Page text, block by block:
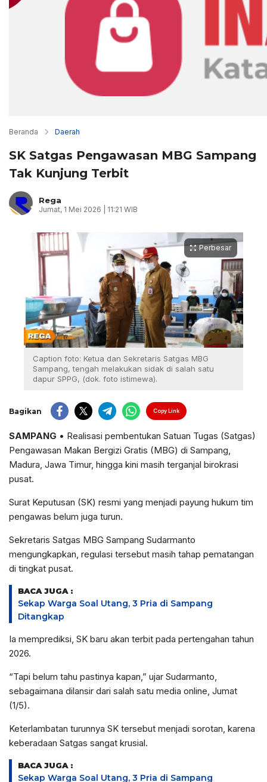
Beranda Daerah
SK Satgas Pengawasan MBG Sampang
Tak Kunjung Terbit
Rega
Jumat, 1 Mei 2026 | 11:21 WIB
Perbesar
Caption foto: Ketua dan Sekretaris Satgas MBG
Sampang, tengah melakukan sidak di salah satu
dapur SPPG, (dok. foto istimewa).
Bagikan Copy Link
SAMPANG • Realisasi pembentukan Satuan Tugas (Satgas)
Pengawasan Makan Bergizi Gratis (MBG) di Sampang,
Madura, Jawa Timur, hingga kini masih terganjal birokrasi
pusat.
Surat Keputusan (SK) resmi yang menjadi payung hukum tim
pengawas belum juga turun.
Sekretaris Satgas MBG Sampang Sudarmanto
mengungkapkan, regulasi tersebut masih tahap pematangan
di tingkat pusat.
BACA JUGA :
Sekap Warga Soal Utang, 3 Pria di Sampang
Ditangkap
Ia memprediksi, SK baru akan terbit pada pertengahan tahun
2026.
“Tapi belum tahu pastinya kapan,” ujar Sudarmanto,
sebagaimana dilansir dari salah satu media online, Jumat
(1/5).
Keterlambatan turunnya SK tersebut menjadi sorotan, karena
keberadaan Satgas sangat krusial.
BACA JUGA :
Sekap Warga Soal Utang, 3 Pria di Sampang